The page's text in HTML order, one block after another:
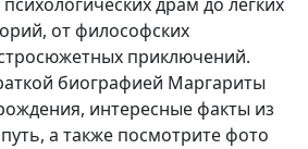
от философских
приключений.
биографией Маргариты
интересные факты из
а также посмотрите фото